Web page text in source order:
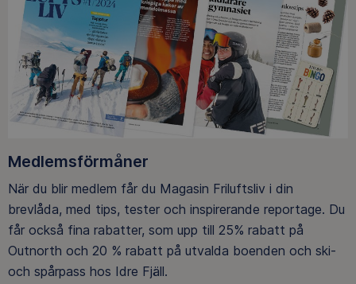
Medlemsförmåner
När du blir medlem får du Magasin Friluftsliv i din
brevlåda, med tips, tester och inspirerande reportage. Du
får också fina rabatter, som upp till 25% rabatt på
Outnorth och 20 % rabatt på utvalda boenden och ski-
och spårpass hos Idre Fjäll.